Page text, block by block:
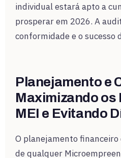
individual estará apto a
prosperar em 2026. A
conformidade e o sucesso
Planejamento e
Maximizando os
MEI e Evitando
O planejamento financeiro
de qualquer